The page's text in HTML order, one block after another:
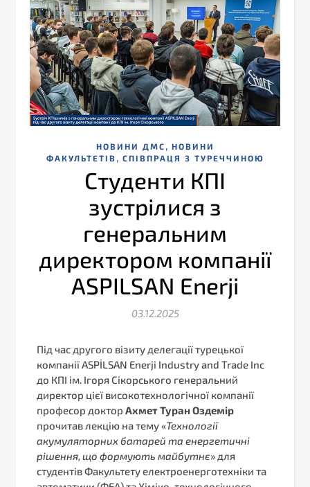
НОВИНИ ДМС , НОВИНИ
ФАКУЛЬТЕТІВ , СПІВПРАЦЯ З ТУРЕЧЧИНОЮ
Студенти КПІ
зустрілися з
генеральним
директором компанії
ASPILSAN Enerji
03.12.2025
Під час другого візиту делегації турецької
компанії ASPİLSAN Enerji Industry and Trade Inc
до КПІ ім. Ігоря Сікорського генеральний
директор цієї високотехнологічної компанії
професор доктор Ахмет Туран Оздемір
прочитав лекцію на тему «Технології
акумуляторних батарей та енергетичні
рішення, що формують майбутнє» для
студентів Факультету електроенерготехніки та